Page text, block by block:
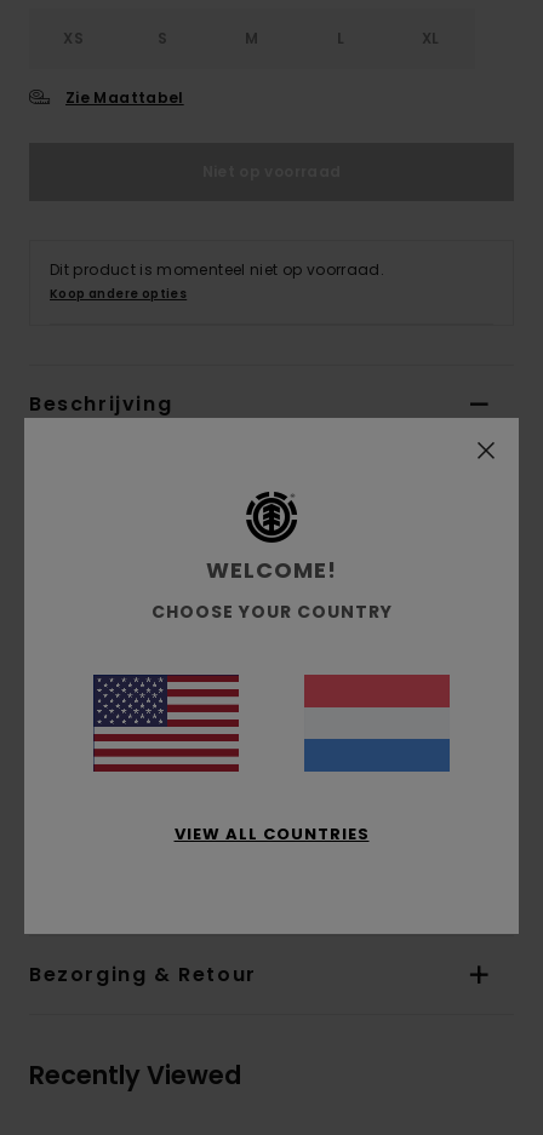
XS S M L XL
Zie Maattabel
Dit product is momenteel niet op voorraad.
Koop andere opties
Beschrijving
Smokey Bear voort te zetten en een nieuwe
kledingcollectie te lanceren die de cruciale
boodschap van natuurbrandpreventie benadrukt.
Sinds 1944 is Smokey Bear een iconisch symbool
van deze missie, en we zijn trots om een collectie
gemaakt en voorzien van enkele van de meest
memorabele afbeeldingen van Smokey Bear uit
de afgelopen jaren. Bovendien doneren we 10%
van alle verkopen aan de voortdurende
Bezorging & Retour
Recently Viewed
WELCOME!
CHOOSE YOUR COUNTRY
VIEW ALL COUNTRIES